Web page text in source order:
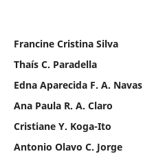
Francine Cristina Silva
Thaís C. Paradella
Edna Aparecida F. A. Navas
Ana Paula R. A. Claro
Cristiane Y. Koga-Ito
Antonio Olavo C. Jorge